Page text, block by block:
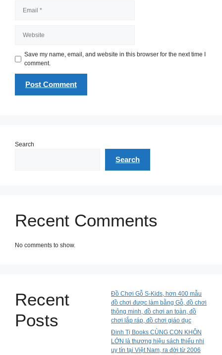
Save my name, email, and website in this browser for the next time I
comment.
Search
Search
Recent Comments
No comments to show.
Recent
Posts
Đồ Chơi Gỗ S-Kids, hơn 400 mẫu
đồ chơi được làm bằng Gỗ, đồ chơi
thông minh, đồ chơi an toàn, đồ
chơi lắp ráp, đồ chơi giáo dục
Đinh Tị Books CÙNG CON KHÔN
LỚN là thương hiệu sách thiếu nhi
uy tín tại Việt Nam, ra đời từ 2006